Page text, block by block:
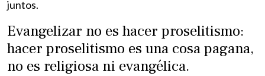
juntos.
Evangelizar no es hacer proselitismo:
hacer proselitismo es una cosa pagana,
no es religiosa ni evangélica.